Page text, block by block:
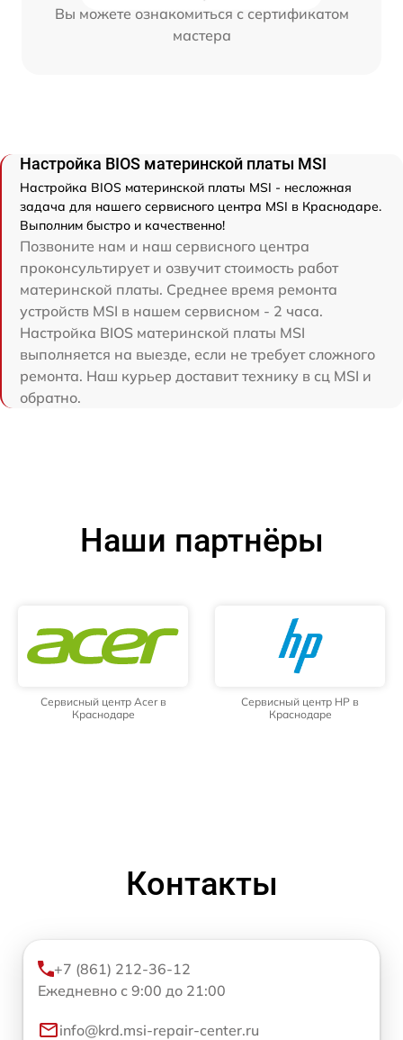
Вы можете ознакомиться с сертификатом
мастера
Настройка BIOS материнской платы MSI
Настройка BIOS материнской платы MSI - несложная
задача для нашего сервисного центра MSI в Краснодаре.
Выполним быстро и качественно!
Позвоните нам и наш сервисного центра
проконсультирует и озвучит стоимость работ
материнской платы. Среднее время ремонта
устройств MSI в нашем сервисном - 2 часа.
Настройка BIOS материнской платы MSI
выполняется на выезде, если не требует сложного
ремонта. Наш курьер доставит технику в сц MSI и
обратно.
Наши партнёры
Сервисный центр Acer в
Краснодаре
Сервисный центр HP в
Краснодаре
Контакты
+7 (861) 212-36-12
Ежедневно с 9:00 до 21:00
info@krd.msi-repair-center.ru